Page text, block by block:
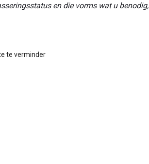
en die vorms wat u benodig,
te verminder